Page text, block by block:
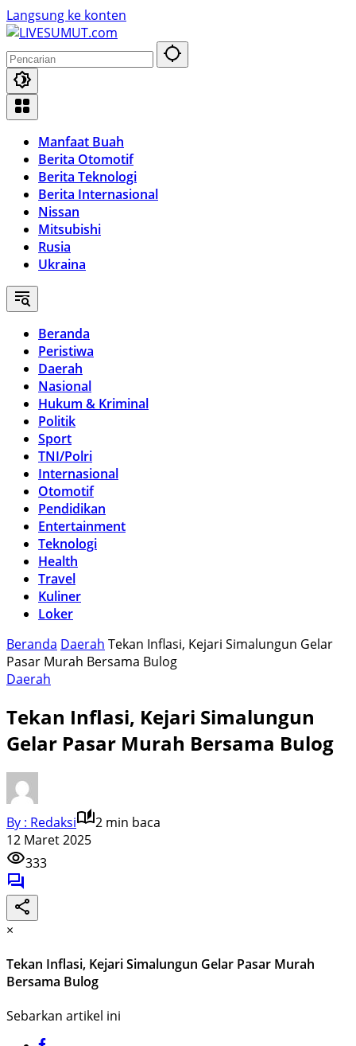
Langsung ke konten
Manfaat Buah
Berita Otomotif
Berita Teknologi
Berita Internasional
Nissan
Mitsubishi
Rusia
Ukraina
Beranda
Peristiwa
Daerah
Nasional
Hukum & Kriminal
Politik
Sport
TNI/Polri
Internasional
Otomotif
Pendidikan
Entertainment
Teknologi
Health
Travel
Kuliner
Loker
Beranda Daerah Tekan Inflasi, Kejari Simalungun Gelar
Pasar Murah Bersama Bulog
Daerah
Tekan Inflasi, Kejari Simalungun
Gelar Pasar Murah Bersama Bulog
By : Redaksi
2 min baca
12 Maret 2025
333
×
Tekan Inflasi, Kejari Simalungun Gelar Pasar Murah
Bersama Bulog
Sebarkan artikel ini